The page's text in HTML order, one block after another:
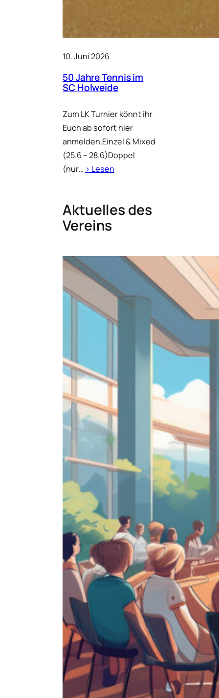
10. Juni 2026
50 Jahre Tennis im
SC Holweide
Zum LK Turnier könnt ihr
Euch ab sofort hier
anmelden.Einzel & Mixed
(25.6 – 28.6)Doppel
(nur… › Lesen
Aktuelles des
Vereins